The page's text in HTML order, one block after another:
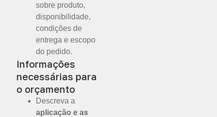
sobre produto,
disponibilidade,
condições de
entrega e escopo
do pedido.
Informações
necessárias para
o orçamento
Descreva a
aplicação e as